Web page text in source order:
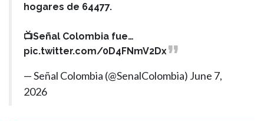
hogares de 64477.
📺Señal Colombia fue…
pic.twitter.com/0D4FNmV2Dx
— Señal Colombia (@SenalColombia) June 7,
2026